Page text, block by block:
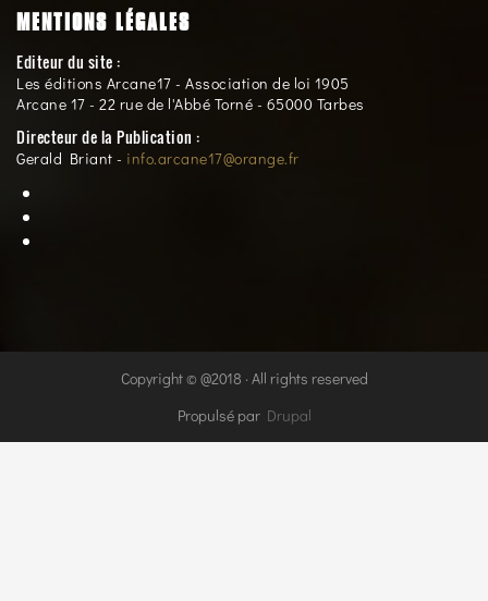
MENTIONS LÉGALES
Editeur du site :
Les éditions Arcane17 - Association de loi 1905
Arcane 17 - 22 rue de l'Abbé Torné - 65000 Tarbes
Directeur de la Publication :
Gerald Briant - info.arcane17@orange.fr
Copyright © @2018 · All rights reserved
Propulsé par Drupal